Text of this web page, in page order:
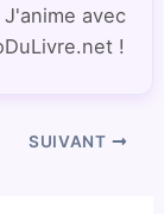
avec
!
SUIVANT